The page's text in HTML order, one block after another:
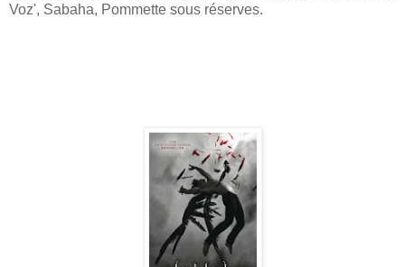
Voz', Sabaha, Pommette sous réserves.